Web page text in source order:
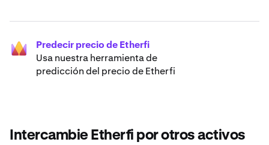
Predecir precio de Etherfi
Usa nuestra herramienta de
predicción del precio de Etherfi
Intercambie Etherfi por otros activos